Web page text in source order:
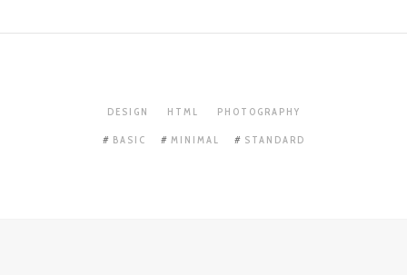
DESIGN HTML PHOTOGRAPHY
BASIC MINIMAL STANDARD